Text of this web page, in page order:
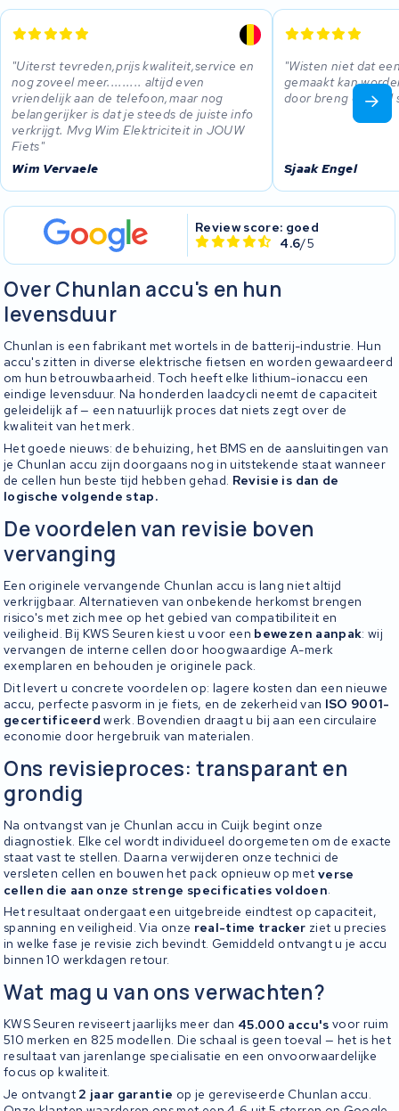
Uiterst tevreden,prijs kwaliteit,service en
nog zoveel meer......... altijd even
vriendelijk aan de telefoon,maar nog
belangerijker is dat je steeds de juiste info
verkrijgt. Mvg Wim Elektriciteit in JOUW
Fiets
Wim Vervaele
Wisten niet dat
gemaakt kan
door breng en haal
Sjaak Engel
Review score: goed
4.6/5
Over Chunlan accu's en hun
levensduur
Chunlan is een fabrikant met wortels in de batterij-industrie. Hun
accu's zitten in diverse elektrische fietsen en worden gewaardeerd
om hun betrouwbaarheid. Toch heeft elke lithium-ionaccu een
eindige levensduur. Na honderden laadcycli neemt de capaciteit
geleidelijk af — een natuurlijk proces dat niets zegt over de
kwaliteit van het merk.
Het goede nieuws: de behuizing, het BMS en de aansluitingen van
je Chunlan accu zijn doorgaans nog in uitstekende staat wanneer
de cellen hun beste tijd hebben gehad. Revisie is dan de
logische volgende stap.
De voordelen van revisie boven
vervanging
Een originele vervangende Chunlan accu is lang niet altijd
verkrijgbaar. Alternatieven van onbekende herkomst brengen
risico's met zich mee op het gebied van compatibiliteit en
veiligheid. Bij KWS Seuren kiest u voor een bewezen aanpak: wij
vervangen de interne cellen door hoogwaardige A-merk
exemplaren en behouden je originele pack.
Dit levert u concrete voordelen op: lagere kosten dan een nieuwe
accu, perfecte pasvorm in je fiets, en de zekerheid van ISO 9001-
gecertificeerd werk. Bovendien draagt u bij aan een circulaire
economie door hergebruik van materialen.
Ons revisieproces: transparant en
grondig
Na ontvangst van je Chunlan accu in Cuijk begint onze
diagnostiek. Elke cel wordt individueel doorgemeten om de exacte
staat vast te stellen. Daarna verwijderen onze technici de
versleten cellen en bouwen het pack opnieuw op met verse
cellen die aan onze strenge specificaties voldoen.
Het resultaat ondergaat een uitgebreide eindtest op capaciteit,
spanning en veiligheid. Via onze real-time tracker ziet u precies
in welke fase je revisie zich bevindt. Gemiddeld ontvangt u je accu
binnen 10 werkdagen retour.
Wat mag u van ons verwachten?
KWS Seuren reviseert jaarlijks meer dan 45.000 accu's voor ruim
510 merken en 825 modellen. Die schaal is geen toeval — het is het
resultaat van jarenlange specialisatie en een onvoorwaardelijke
focus op kwaliteit.
Je ontvangt 2 jaar garantie op je gereviseerde Chunlan accu.